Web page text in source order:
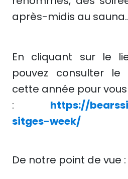
après-midis au
En cliquant sur le
pouvez consulter
cette année pour
: https://
sitges-week/
De notre point de vue :